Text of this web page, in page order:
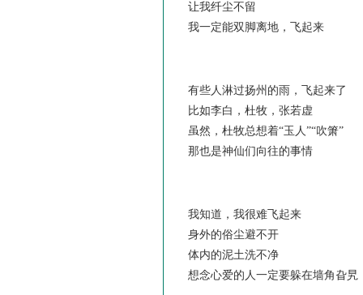
让我纤尘不留
我一定能双脚离地，飞起来
有些人淋过扬州的雨，飞起来了
比如李白，杜牧，张若虚
虽然，杜牧总想着“玉人”“吹箫”
那也是神仙们向往的事情
我知道，我很难飞起来
身外的俗尘避不开
体内的泥土洗不净
想念心爱的人一定要躲在墙角旮旯